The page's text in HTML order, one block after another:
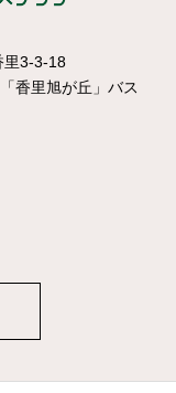
里3-3-18
香里旭が丘」バス